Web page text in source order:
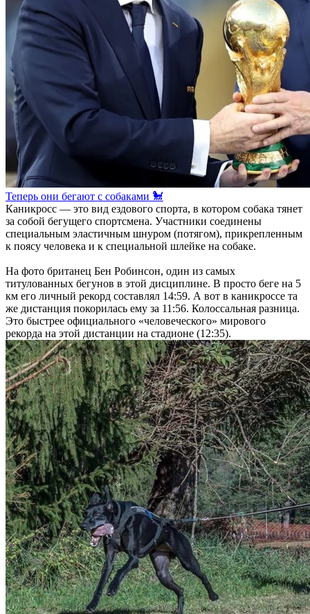
Теперь они бегают с собаками 🐩
Каникросс — это вид ездового спорта, в котором собака тянет
за собой бегущего спортсмена. Участники соединены
специальным эластичным шнуром (потягом), прикрепленным
к поясу человека и к специальной шлейке на собаке.
На фото британец Бен Робинсон, один из самых
титулованных бегунов в этой дисциплине. В просто беге на 5
км его личный рекорд составлял 14:59. А вот в каникроссе та
же дистанция покорилась ему за 11:56. Колоссальная разница.
Это быстрее официального «человеческого» мирового
рекорда на этой дистанции на стадионе (12:35).